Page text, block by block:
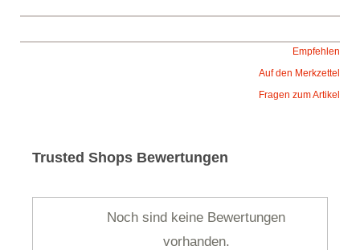
Empfehlen
Auf den Merkzettel
Fragen zum Artikel
Trusted Shops Bewertungen
Noch sind keine Bewertungen
vorhanden.